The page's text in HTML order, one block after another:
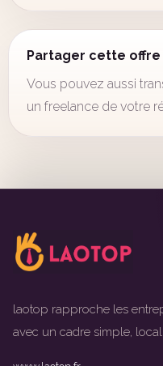
Partager cette offre
Vous pouvez aussi
un freelance de votre
laotop rapproche les
avec un cadre simple,